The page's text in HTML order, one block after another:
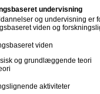
undervisning
og undervisning er
viden og
viden
og grundlæggende teori
aktiviteter